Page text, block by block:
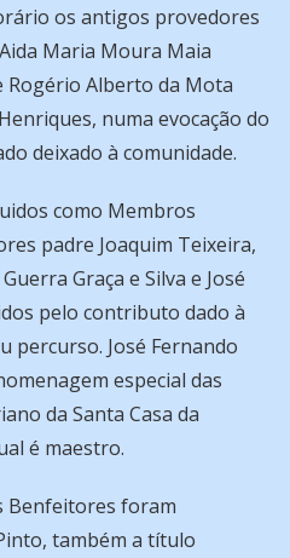
os antigos provedores
Maria Moura Maia
Rogério Alberto da Mota
numa evocação do
deixado à comunidade.
como Membros
padre Joaquim Teixeira,
Graça e Silva e José
pelo contributo dado à
percurso. José Fernando
especial das
da Santa Casa da
é maestro.
Benfeitores foram
também a título